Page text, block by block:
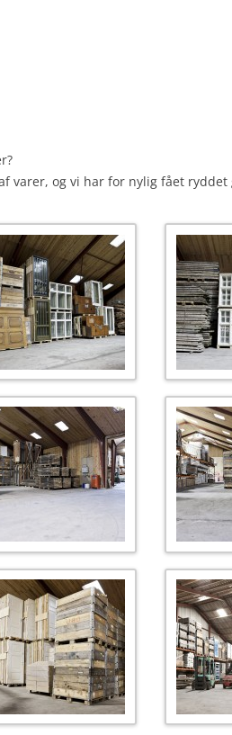
varer, og vi har for nylig fået ryddet